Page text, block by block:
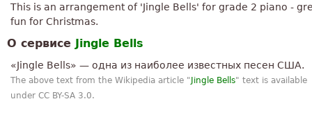
Я хочу научиться играть на фортепиано, сами, но не
воспроизвести»
« Ноты очень хорошие. Большое спасибо»
«Эта оценка является весьма полезным для всех вместе
некоторые песни на Рождество;)
This is an arrangement of 'Jingle Bells' for grade 2 piano -
fun for Christmas.
О сервисе Jingle Bells
«Jingle Bells» — одна из наиболее известных песен США.
The above text from the Wikipedia article "Jingle Bells" text is available
under CC BY-SA 3.0.